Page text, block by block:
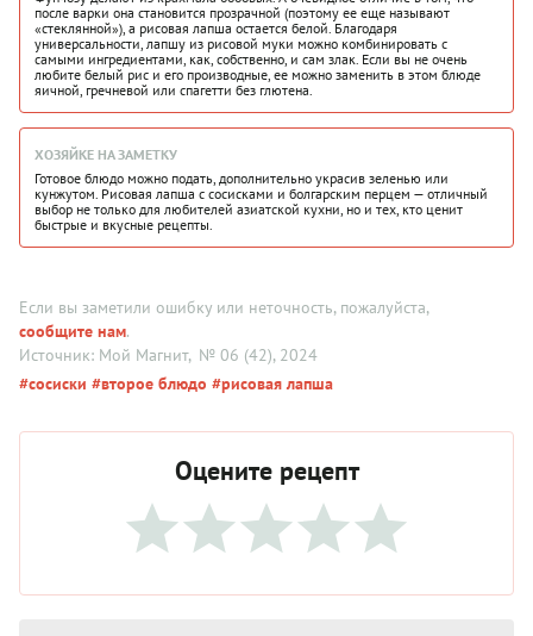
после варки она становится прозрачной (поэтому ее еще называют
«стеклянной»), а рисовая лапша остается белой. Благодаря
универсальности, лапшу из рисовой муки можно комбинировать с
самыми ингредиентами, как, собственно, и сам злак. Если вы не очень
любите белый рис и его производные, ее можно заменить в этом блюде
яичной, гречневой или спагетти без глютена.
ХОЗЯЙКЕ НА ЗАМЕТКУ
Готовое блюдо можно подать, дополнительно украсив зеленью или
кунжутом. Рисовая лапша с сосисками и болгарским перцем — отличный
выбор не только для любителей азиатской кухни, но и тех, кто ценит
быстрые и вкусные рецепты.
Если вы заметили ошибку или неточность, пожалуйста,
сообщите нам.
Источник: Мой Магнит, № 06 (42), 2024
#сосиски #второе блюдо #рисовая лапша
Оцените рецепт